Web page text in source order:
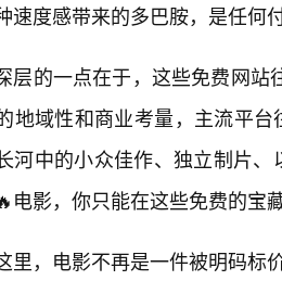
速度感带来的多巴胺，是任何
层的一点在于，这些免费网
地域性和商业考量，主流平
河中的小众佳作、独立制片
电影，你只能在这些免费的宝
里，电影不再是一件被明码标